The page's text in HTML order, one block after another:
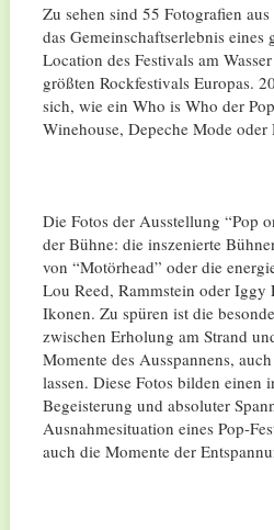
Zu sehen sind 55 Fotografien
das Gemeinschaftserlebnis
Location des Festivals am
größten Rockfestivals Europas.
sich, wie ein Who is Who der
Winehouse, Depeche Mode
Die Fotos der Ausstellung “Pop
der Bühne: die inszenierte
von “Motörhead” oder die
Lou Reed, Rammstein oder Iggy
Ikonen. Zu spüren ist die
zwischen Erholung am Strand
Momente des Ausspannens,
lassen. Diese Fotos bilden einen
Begeisterung und absoluter
Ausnahmesituation eines Pop-
auch die Momente der